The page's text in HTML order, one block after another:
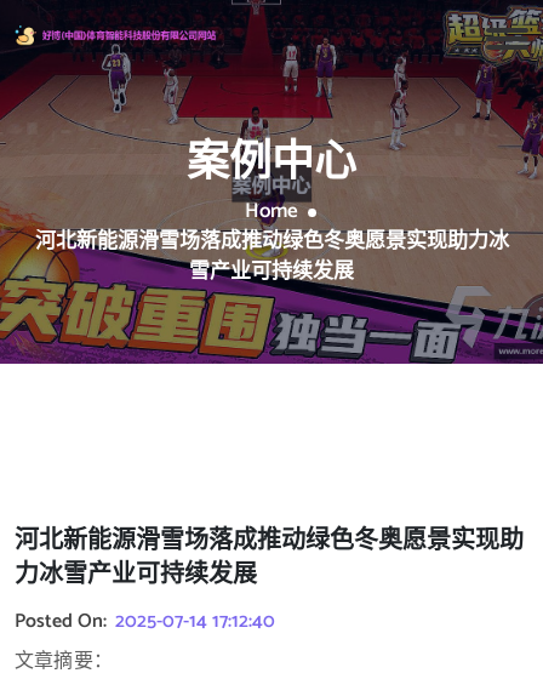
案例中心
Home
河北新能源滑雪场落成推动绿色冬奥愿景实现助力冰
雪产业可持续发展
河北新能源滑雪场落成推动绿色冬奥愿景实现助
力冰雪产业可持续发展
Posted On: 2025-07-14 17:12:40
文章摘要：